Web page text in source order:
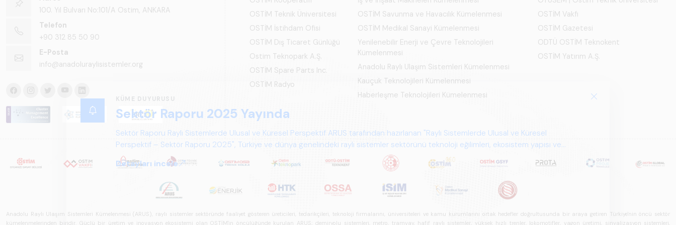
KÜME DUYURUSU
Sektör Raporu 2025 Yayında
Sektör Raporu Raylı Sistemlerde Ulusal ve Küresel Perspektif ARUS tarafından hazırlanan "Raylı Sistemlerde Ulusal ve Küresel
Perspektif – Sektör Raporu 2025", Türkiye ve dünya genelindeki raylı sistemler sektörünü teknoloji eğilimleri, ekosistem yapısı ve
gelecek perspektifi açısından kapsamlı biçimde ele alan bir referans çalışmasıdır.
Detayları incele
100. Yıl Bulvarı No:101/A Ostim, ANKARA
Telefon
+90 312 85 50 90
E-Posta
info@anadoluraylisistemler.org
OSTİM Teknik Üniversitesi
OSTİM İstihdam Ofisi
OSTİM Dış Ticaret Günlüğü
Ostim Teknopark A.Ş.
OSTİM Spare Parts Inc.
OSTİM Radyo
OSTİM Savunma ve Havacılık Kümelenmesi
OSTİM Medikal Sanayi Kümelenmesi
Yenilenebilir Enerji ve Çevre Teknolojileri
Kümelenmesi
Anadolu Raylı Ulaşım Sistemleri Kümelenmesi
Kauçuk Teknolojileri Kümelenmesi
Haberleşme Teknolojileri Kümelenmesi
OSTİM Vakfı
OSTİM Gazetesi
ODTÜ OSTİM Teknokent
OSTİM Yatırım A.Ş.
Anadolu Raylı Ulaşım Sistemleri Kümelenmesi (ARUS), raylı sistemler sektöründe faaliyet gösteren üreticileri, tedarikçileri, teknoloji firmalarını, üniversiteleri ve kamu kurumlarını ortak hedefler doğrultusunda bir araya getiren Türkiye'nin öncü sektör
kümelenmelerinden biridir. Güçlü bir üretim ve inovasyon ekosistemi olan OSTİM'in öncülüğünde kurulan ARUS; demiryolu sistemleri, metro, tramvay, hafif raylı sistemler, yüksek hızlı trenler, lokomotifler, vagon üretimi, sinyalizasyon sistemleri,